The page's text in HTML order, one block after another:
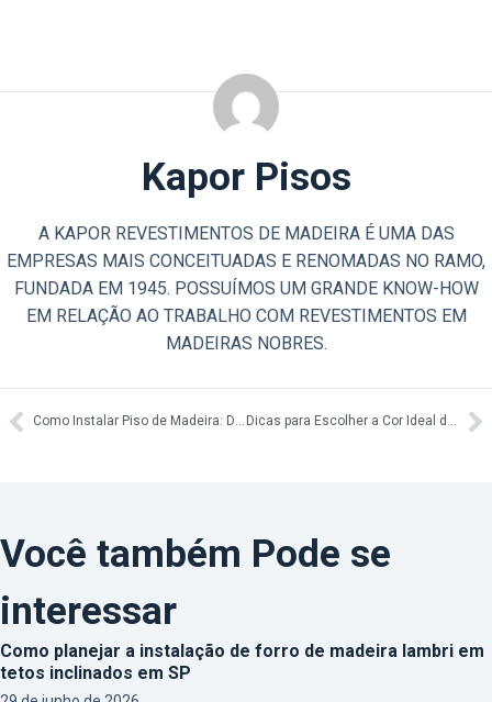
Kapor Pisos
A KAPOR REVESTIMENTOS DE MADEIRA É UMA DAS
EMPRESAS MAIS CONCEITUADAS E RENOMADAS NO RAMO,
FUNDADA EM 1945. POSSUÍMOS UM GRANDE KNOW-HOW
EM RELAÇÃO AO TRABALHO COM REVESTIMENTOS EM
MADEIRAS NOBRES.
Como Instalar Piso de Madeira: Dicas e Cuidados Essenciais Dicas para Escolher a Cor Ideal do Piso de Madeira
Você também Pode se
interessar
Como planejar a instalação de forro de madeira lambri em
tetos inclinados em SP